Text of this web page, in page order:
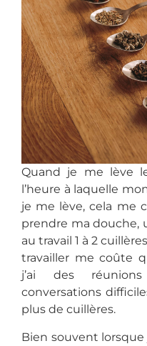
Quand je me lève
l’heure à laquelle
je me lève, cela me
prendre ma douche,
au travail 1 à 2
travailler me coûte
j’ai des
conversations
plus de cuillères.
Bien souvent